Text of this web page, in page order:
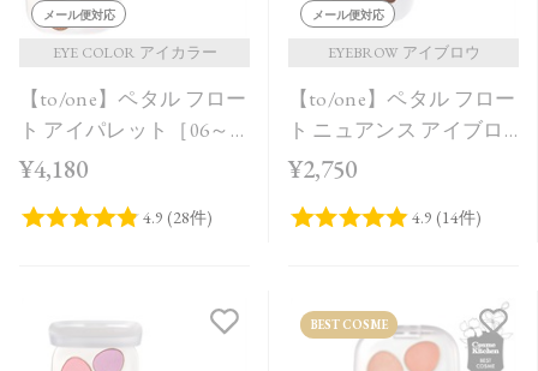
メール便対応
EYE COLOR アイカラー
【to/one】ペタル フロー
ト アイパレット［06～
08］
¥4,180
メール便対応
EYEBROW アイブロウ
【to/one】ペタル フロー
ト ニュアンス アイブロ
ウ［03,04］
¥2,750
BEST COSME